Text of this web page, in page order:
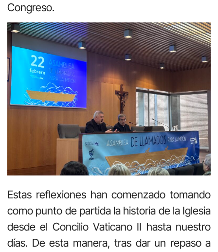
Congreso.
Estas reflexiones han comenzado tomando
como punto de partida la historia de la Iglesia
desde el Concilio Vaticano II hasta nuestro
días. De esta manera, tras dar un repaso a